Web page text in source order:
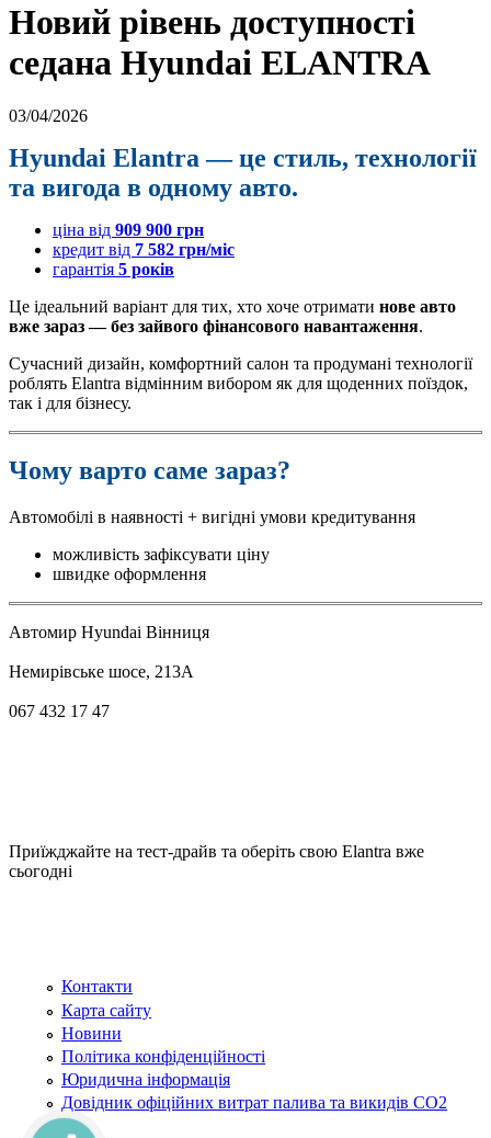
Новий рівень доступності
седана Hyundai ELANTRA
03/04/2026
H​yundai Elantra— це стиль, технології
та вигода в одному авто.
ціна від 909 900 грн
кредит від 7 582 грн/міс
гарантія 5 років
Це ідеальний варіант для тих, хто хоче отримати нове авто
вже зараз — без зайвого фінансового навантаження.
Сучасний дизайн, комфортний салон та продумані технології
роблять Elantra відмінним вибором як для щоденних поїздок,
так і для бізнесу.
Чому варто саме зараз?
Автомобілі в наявності + вигідні умови кредитування
можливість зафіксувати ціну
швидке оформлення
Автомир Hyundai Вінниця
Немирівське шосе, 213А
067 432 17 47
Приїжджайте на тест-драйв та оберіть свою Elantra вже
сьогодні
Контакти
Карта сайту
Новини
Політика конфіденційності
Юридична інформація
Довідник офіційних витрат палива та викидів СО2